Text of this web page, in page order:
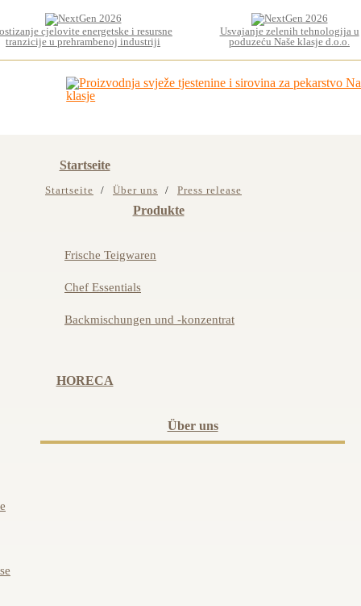
cjelovite energetske i resursne
tranzicije u prehrambenoj industriji
Usvajanje zelenih tehnologija u
poduzeću Naše klasje d.o.o.
Startseite
Produkte
Frische Teigwaren
Chef Essentials
Backmischungen und -konzentrat
HORECA
Über uns
Startseite Über uns Press release